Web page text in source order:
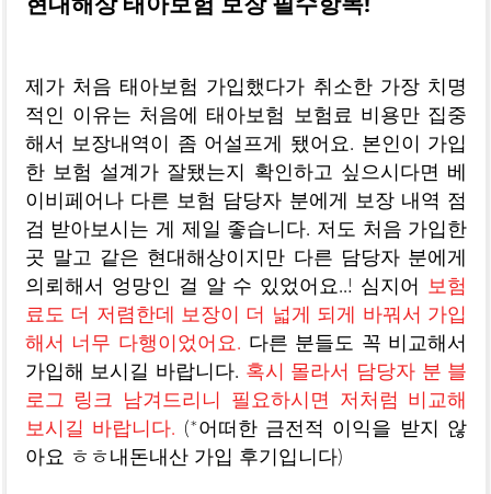
제가 처음 태아보험 가입했다가 취소한 가장 치명
적인 이유는 처음에 태아보험 보험료 비용만 집중
해서 보장내역이 좀 어설프게 됐어요. 본인이 가입
한 보험 설계가 잘됐는지 확인하고 싶으시다면 베
이비페어나 다른 보험 담당자 분에게 보장 내역 점
검 받아보시는 게 제일 좋습니다. 저도 처음 가입한
곳 말고 같은 현대해상이지만 다른 담당자 분에게
의뢰해서 엉망인 걸 알 수 있었어요..! 심지어 보험
료도 더 저렴한데 보장이 더 넓게 되게 바꿔서 가입
해서 너무 다행이었어요. 다른 분들도 꼭 비교해서
가입해 보시길 바랍니다. 혹시 몰라서 담당자 분 블
로그 링크 남겨드리니 필요하시면 저처럼 비교해
보시길 바랍니다. (*어떠한 금전적 이익을 받지 않
아요 ㅎㅎ내돈내산 가입 후기입니다)